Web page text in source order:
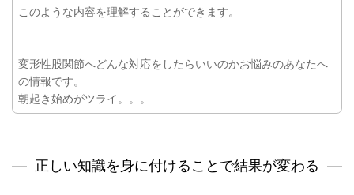
このような内容を理解することができます。
変形性股関節へどんな対応をしたらいいのかお悩みのあなたへ
の情報です。
朝起き始めがツライ。。。
正しい知識を身に付けることで結果が変わる